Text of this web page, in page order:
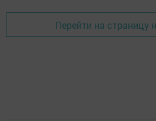
Перейти на страницу